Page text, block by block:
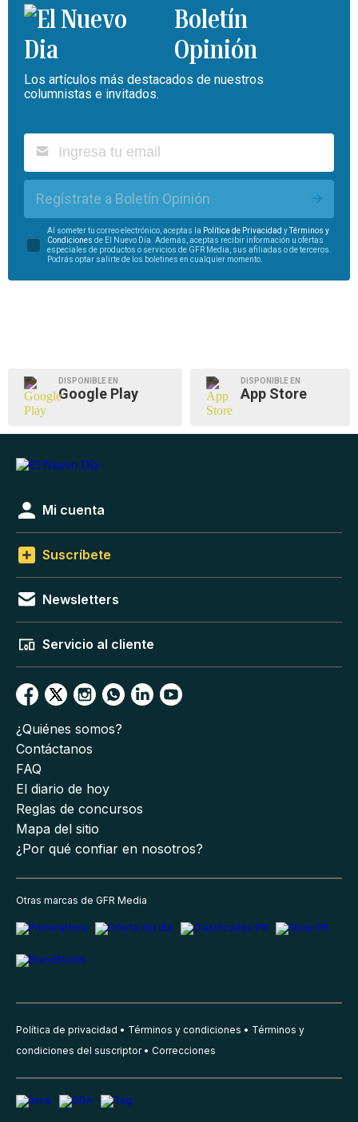
Boletín
Opinión
Los artículos más destacados de nuestros
columnistas e invitados.
Regístrate a Boletín Opinión
Al someter tu correo electrónico, aceptas la Política de Privacidad yTérminos y
Condiciones de El Nuevo Día. Además, aceptas recibir información u ofertas
especiales de productos o servicios de GFR Media, sus afiliadas o de terceros.
Podrás optar salirte de los boletines en cualquier momento.
DISPONIBLE EN
Google Play
DISPONIBLE EN
App Store
Mi cuenta
Suscríbete
Newsletters
Servicio al cliente
¿Quiénes somos?
Contáctanos
FAQ
El diario de hoy
Reglas de concursos
Mapa del sitio
¿Por qué confiar en nosotros?
Otras marcas de GFR Media
Política de privacidad Términos y condiciones
Términos y
condiciones del suscriptor
Correcciones